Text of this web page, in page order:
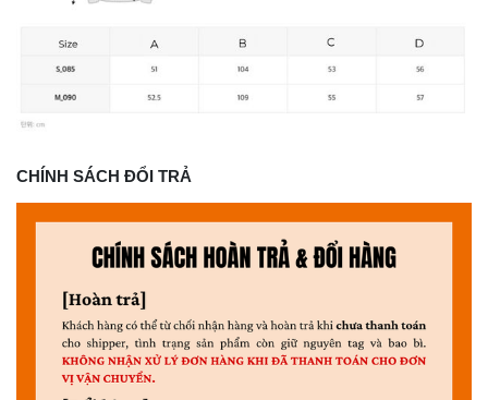
CHÍNH SÁCH ĐỔI TRẢ